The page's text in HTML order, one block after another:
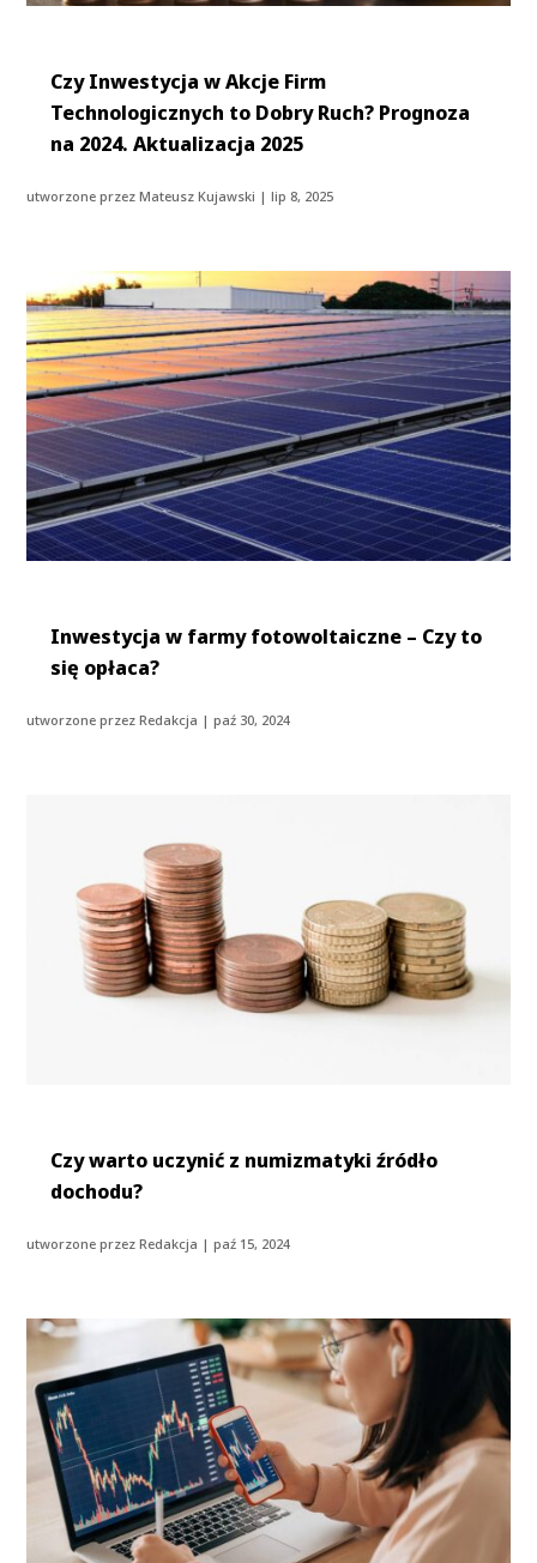
Czy Inwestycja w Akcje Firm
Technologicznych to Dobry Ruch? Prognoza
na 2024. Aktualizacja 2025
utworzone przezMateusz Kujawski |lip 8, 2025
Inwestycja w farmy fotowoltaiczne – Czy to
się opłaca?
utworzone przezRedakcja |paź 30, 2024
Czy warto uczynić z numizmatyki źródło
dochodu?
utworzone przezRedakcja |paź 15, 2024